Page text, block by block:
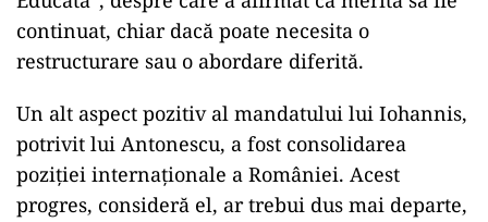
enorme pe care românii i-au acordat-o
în două rânduri, dar asta nu înseamnă
întâmplat şi lucruri bune”, a declarat
el.
Ce proiect moștenește Antonescu de la Iohannis